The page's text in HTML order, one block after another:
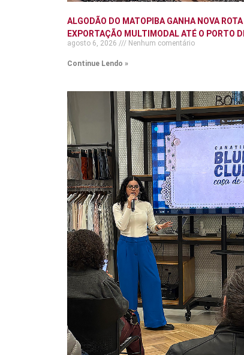
ALGODÃO DO MATOPIBA GANHA NOVA ROTA
EXPORTAÇÃO MULTIMODAL ATÉ O PORTO
agosto 6, 2026 Nenhum comentário
Continue Lendo »